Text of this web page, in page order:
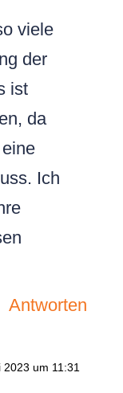
viele
der
ist
da
Ich
Antworten
um 11:31